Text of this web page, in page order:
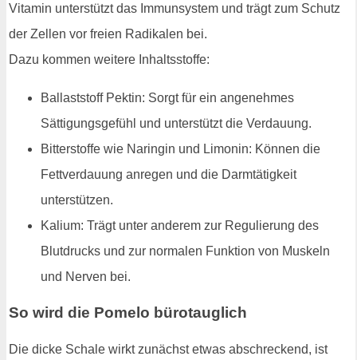
Vitamin unterstützt das Immunsystem und trägt zum Schutz
der Zellen vor freien Radikalen bei.
Dazu kommen weitere Inhaltsstoffe:
Ballaststoff Pektin: Sorgt für ein angenehmes
Sättigungsgefühl und unterstützt die Verdauung.
Bitterstoffe wie Naringin und Limonin: Können die
Fettverdauung anregen und die Darmtätigkeit
unterstützen.
Kalium: Trägt unter anderem zur Regulierung des
Blutdrucks und zur normalen Funktion von Muskeln
und Nerven bei.
So wird die Pomelo bürotauglich
Die dicke Schale wirkt zunächst etwas abschreckend, ist